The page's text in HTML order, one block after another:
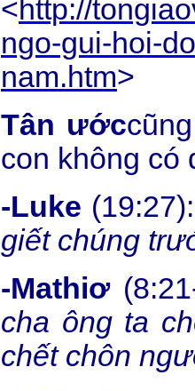
<http://
ngo-gui-hoi-
nam.htm>
Tân ước
con không có
-Luke (19:27):
giết chúng
-Mathiơ
cha ông ta
chết chôn